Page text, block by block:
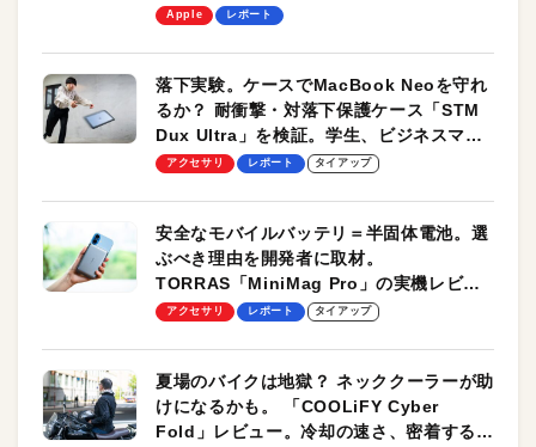
します！
Apple レポート
落下実験。ケースでMacBook Neoを守れ
るか？ 耐衝撃・対落下保護ケース「STM
Dux Ultra」を検証。学生、ビジネスマン
のモバイルユースに最適！
アクセサリ レポート タイアップ
安全なモバイルバッテリ＝半固体電池。選
ぶべき理由を開発者に取材。
TORRAS「MiniMag Pro」の実機レビュ
ーも
アクセサリ レポート タイアップ
夏場のバイクは地獄？ ネッククーラーが助
けになるかも。 「COOLiFY Cyber
Fold」レビュー。冷却の速さ、密着する冷